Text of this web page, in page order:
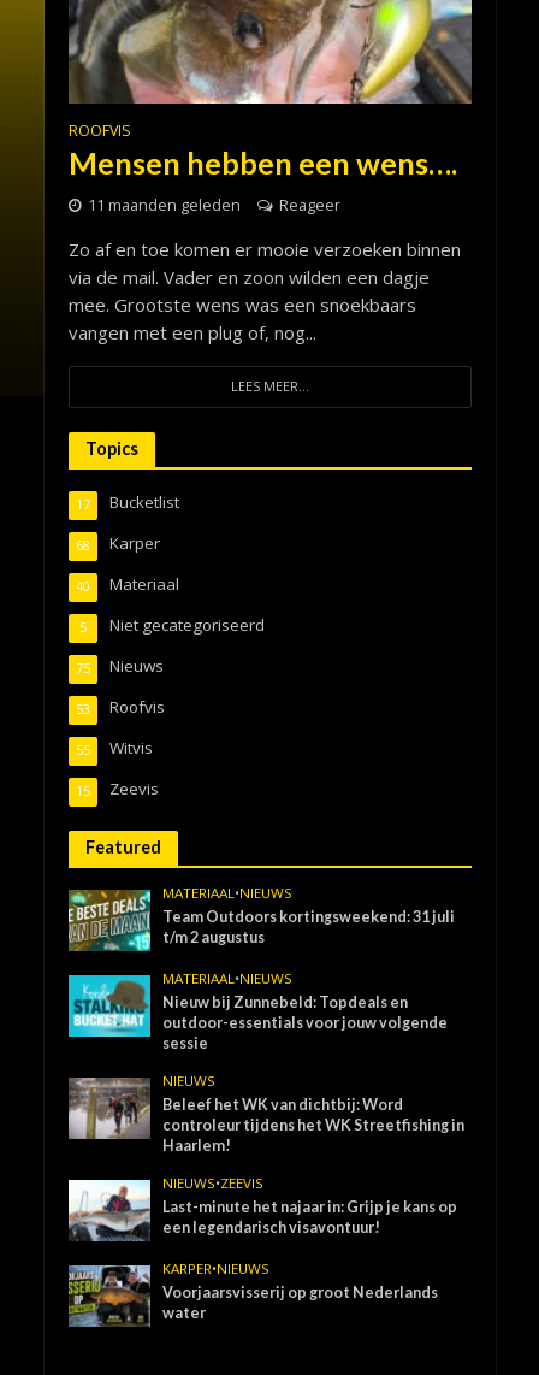
ROOFVIS
Mensen hebben een wens….
11 maanden geleden Reageer
Zo af en toe komen er mooie verzoeken binnen
via de mail. Vader en zoon wilden een dagje
mee. Grootste wens was een snoekbaars
vangen met een plug of, nog...
LEES MEER...
Topics
Bucketlist
17
Karper
68
Materiaal
40
Niet gecategoriseerd
5
Nieuws
75
Roofvis
53
Witvis
55
Zeevis
15
Featured
MATERIAAL•NIEUWS
Team Outdoors kortingsweekend: 31 juli
t/m 2 augustus
MATERIAAL•NIEUWS
Nieuw bij Zunnebeld: Topdeals en
outdoor-essentials voor jouw volgende
sessie
NIEUWS
Beleef het WK van dichtbij: Word
controleur tijdens het WK Streetfishing in
Haarlem!
NIEUWS•ZEEVIS
Last-minute het najaar in: Grijp je kans op
een legendarisch visavontuur!
KARPER•NIEUWS
Voorjaarsvisserij op groot Nederlands
water